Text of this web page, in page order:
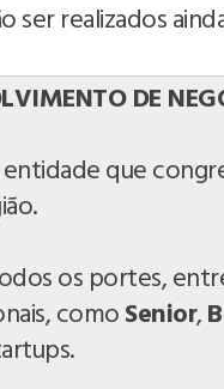
realizados
DE
que
os portes,
comoSenior,